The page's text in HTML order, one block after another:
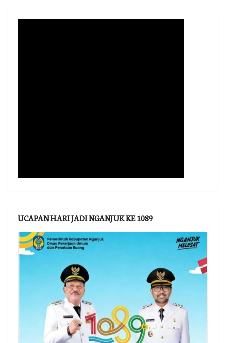
UCAPAN HARI JADI NGANJUK KE 1089